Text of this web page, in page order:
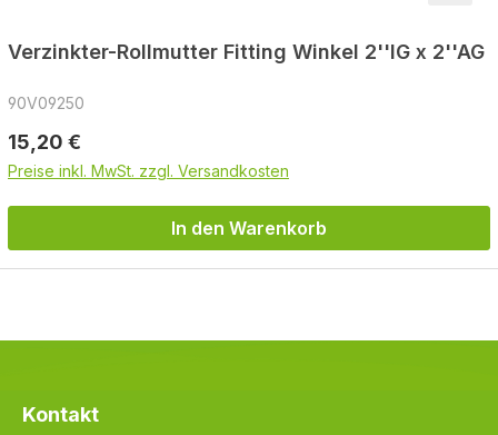
Verzinkter-Rollmutter Fitting Winkel 2''IG x 2''AG
90V09250
Regulärer Preis:
15,20 €
Preise inkl. MwSt. zzgl. Versandkosten
In den Warenkorb
Kontakt